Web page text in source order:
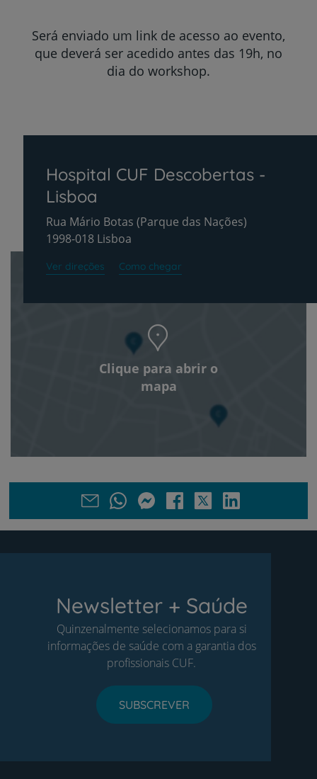
Será enviado um link de acesso ao evento,
que deverá ser acedido antes das 19h, no
dia do workshop.
Hospital CUF Descobertas -
Lisboa
Rua Mário Botas (Parque das Nações)
1998-018 Lisboa
Ver direções Como chegar
Clique para abrir o
mapa
Newsletter + Saúde
Quinzenalmente selecionamos para si
informações de saúde com a garantia dos
profissionais CUF.
SUBSCREVER